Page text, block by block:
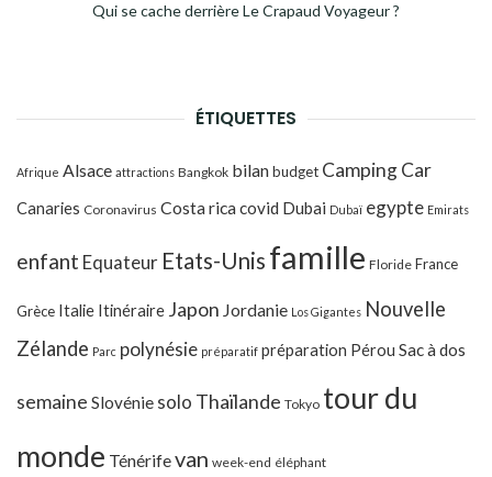
Qui se cache derrière Le Crapaud Voyageur ?
ÉTIQUETTES
Afrique Alsace attractions Bangkok bilanbudget Camping Car
Canaries Coronavirus Costa ricacovid Dubai Dubaï egypte Emirats
enfant Equateur Etats-Unis famille Floride France
Grèce Italie Itinéraire Japon Jordanie Los Gigantes Nouvelle
Zélande Parc polynésie préparatif préparation Pérou Sac à dos
semaine Slovénie solo Thaïlande Tokyo tour du
monde Ténérifevan week-end éléphant